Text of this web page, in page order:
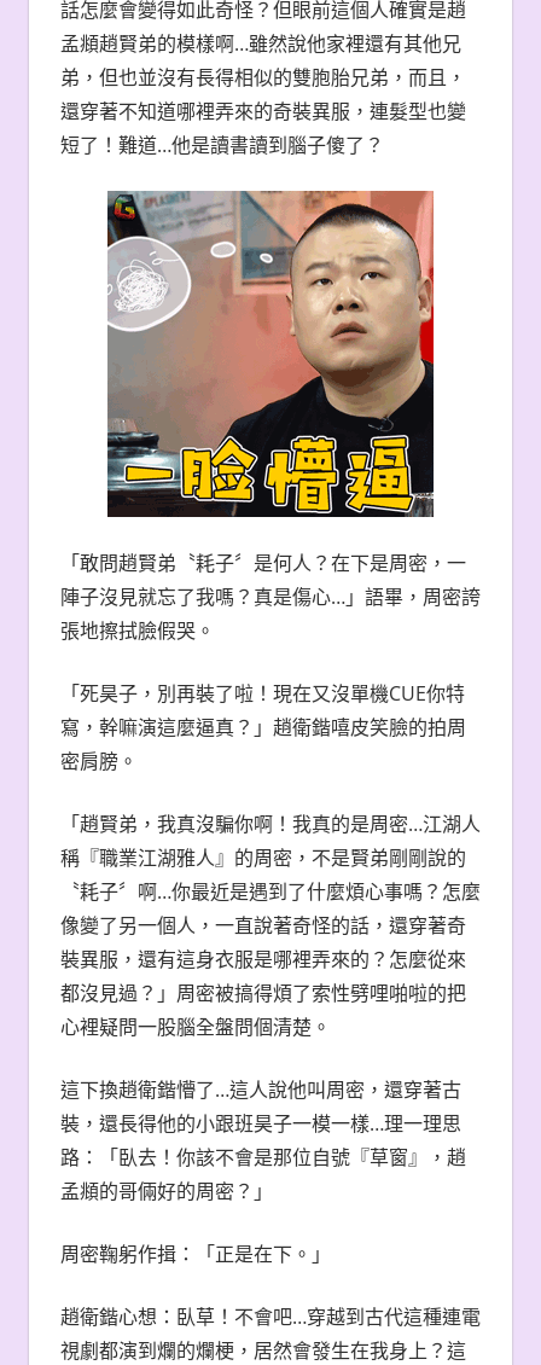
話怎麼會變得如此奇怪？但眼前這個人確實是趙
孟頫趙賢弟的模樣啊…雖然說他家裡還有其他兄
弟，但也並沒有長得相似的雙胞胎兄弟，而且，
還穿著不知道哪裡弄來的奇裝異服，連髮型也變
短了！難道…他是讀書讀到腦子傻了？
「敢問趙賢弟〝耗子〞是何人？在下是周密，一
陣子沒見就忘了我嗎？真是傷心…」語畢，周密誇
張地擦拭臉假哭。
「死昊子，別再裝了啦！現在又沒單機CUE你特
寫，幹嘛演這麼逼真？」趙衛鍇嘻皮笑臉的拍周
密肩膀。
「趙賢弟，我真沒騙你啊！我真的是周密…江湖人
稱『職業江湖雅人』的周密，不是賢弟剛剛說的
〝耗子〞啊…你最近是遇到了什麼煩心事嗎？怎麼
像變了另一個人，一直說著奇怪的話，還穿著奇
裝異服，還有這身衣服是哪裡弄來的？怎麼從來
都沒見過？」周密被搞得煩了索性劈哩啪啦的把
心裡疑問一股腦全盤問個清楚。
這下換趙衛鍇懵了…這人說他叫周密，還穿著古
裝，還長得他的小跟班昊子一模一樣…理一理思
路：「臥去！你該不會是那位自號『草窗』，趙
孟頫的哥倆好的周密？」
周密鞠躬作揖：「正是在下。」
趙衛鍇心想：臥草！不會吧…穿越到古代這種連電
視劇都演到爛的爛梗，居然會發生在我身上？這